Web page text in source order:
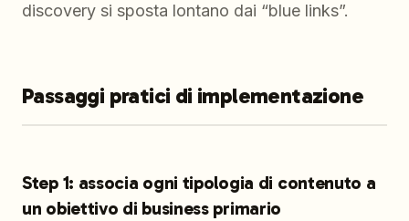
discovery si sposta lontano dai “blue links”.
Passaggi pratici di implementazione
Step 1: associa ogni tipologia di contenuto a
un obiettivo di business primario